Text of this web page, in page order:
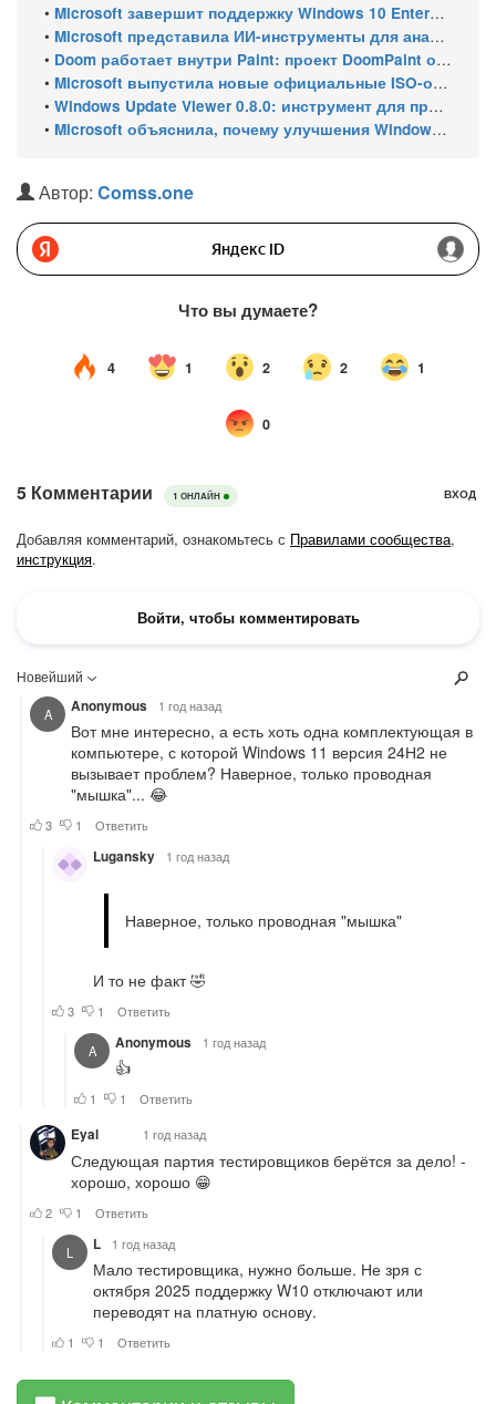
• Microsoft завершит поддержку Windows 10 Enterprise LTSC 2021 в январе 2027 года. ESU продлят обновления до января 2030 года
• Microsoft представила ИИ-инструменты для анализа производительности Windows: ETW MCP и WPA MCP
• Doom работает внутри Paint: проект DoomPaint от технического директора Microsoft Azure
• Microsoft выпустила новые официальные ISO-образы Windows 11 для инсайдеров
• Windows Update Viewer 0.8.0: инструмент для просмотра истории обновлений Windows 11 и Windows 10 получил улучшения
• Microsoft объяснила, почему улучшения Windows 11 выходят так медленно
Автор: Comss.one